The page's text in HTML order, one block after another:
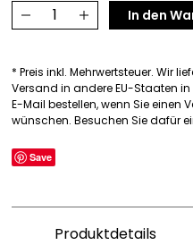
Orient
Vegan
In den
* Preis inkl. Mehrwertsteuer. Wir
Versand in andere EU-Staaten
E-Mail bestellen, wenn Sie
wünschen. Besuchen Sie dafür
Save
Produktdetails